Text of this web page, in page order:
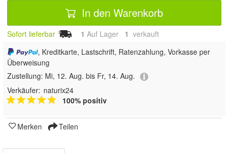
In den Warenkorb
Sofort lieferbar 1 Auf Lager 1 verkauft
, Kreditkarte, Lastschrift, Ratenzahlung, Vorkasse per
Überweisung
Zustellung: Mi, 12. Aug. bis Fr, 14. Aug.
Verkäufer: naturix24
100% positiv
Merken Teilen